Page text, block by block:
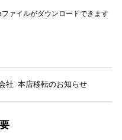
ァイルがダウンロードできます
社 本店移転のお知らせ